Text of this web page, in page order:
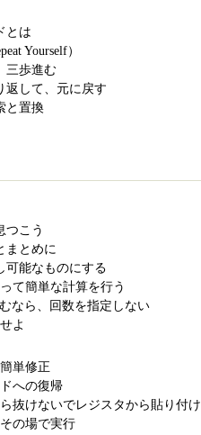
とは
Yourself）
三歩進む
返して、元に戻す
と置換
つこう
まとめに
可能なものにする
て簡単な計算を行う
なら、回数を指定しない
よ
単修正
への復帰
抜けないでレジスタから貼り付け
の場で実行